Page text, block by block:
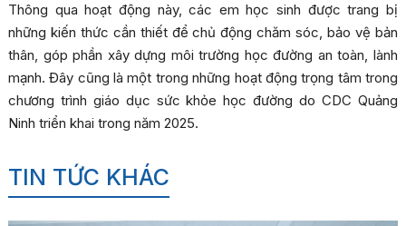
Thông qua hoạt động này, các em học sinh được trang bị
những kiến thức cần thiết để chủ động chăm sóc, bảo vệ bản
thân, góp phần xây dựng môi trường học đường an toàn, lành
mạnh. Đây cũng là một trong những hoạt động trọng tâm trong
chương trình giáo dục sức khỏe học đường do CDC Quảng
Ninh triển khai trong năm 2025.
TIN TỨC KHÁC